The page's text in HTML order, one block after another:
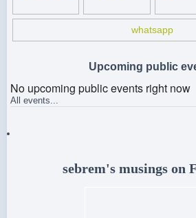
whatsapp
Upcoming public
No upcoming public events right now
All events...
sebrem's musings on